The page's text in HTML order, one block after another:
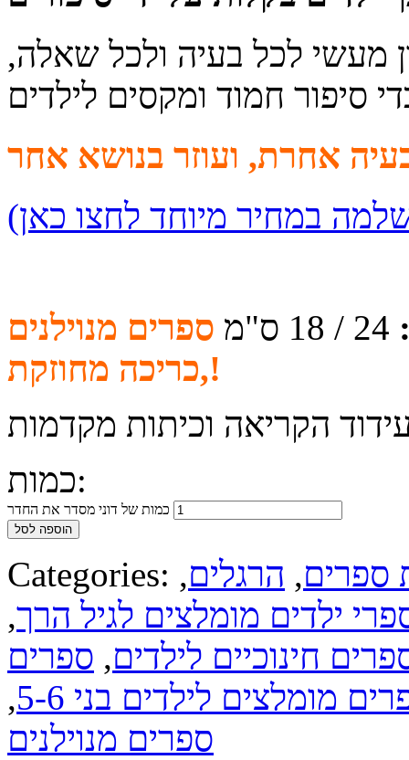
מעשי לכל בעיה ולכל שאלה,
סיפור חמוד ומקסים לילדים
ספרים מנוילנים
,כריכה מחוזקת!
הקריאה וכיתות מקדמות
כמות:
כמות של דוני מסדר את החדר
הוספה לסל
Categories: ספרים, הרגלים,
ילדים מומלצים לגיל הרך,
חינוכיים לילדים, ספרים
מומלצים לילדים בני 5-6
,
ספרים מנוילנים